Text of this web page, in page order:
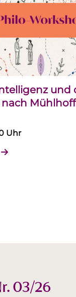
und
nach Mühlhoff
Uhr
03/26